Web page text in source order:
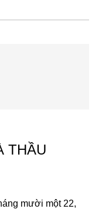
THẦU
mười một 22,